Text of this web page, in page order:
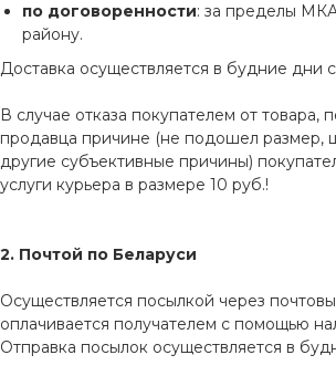
по договоренности: за пределы
району.
Доставка осуществляется в будние дни с
В случае отказа покупателем от товара,
продавца причине (не подошел размер,
другие субъективные причины)
услуги курьера в размере 10 руб.!
2. Почтой по Беларуси
Осуществляется посылкой через
оплачивается получателем с помощью
Отправка посылок осуществляется в